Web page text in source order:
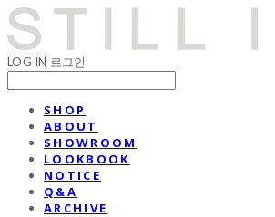
LOG IN 로그인
SHOP
ABOUT
SHOWROOM
LOOKBOOK
NOTICE
Q&A
ARCHIVE